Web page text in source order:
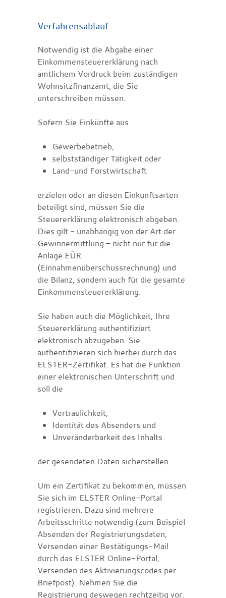
Verfahrensablauf
Notwendig ist die Abgabe einer
Einkommensteuererklärung nach
amtlichem Vordruck beim zuständigen
Wohnsitzfinanzamt, die Sie
unterschreiben müssen.
Sofern Sie Einkünfte aus
Gewerbebetrieb,
selbstständiger Tätigkeit oder
Land-und Forstwirtschaft
erzielen oder an diesen Einkunftsarten
beteiligt sind, müssen Sie die
Steuererklärung elektronisch abgeben.
Dies gilt - unabhängig von der Art der
Gewinnermittlung – nicht nur für die
Anlage EÜR
(Einnahmenüberschussrechnung) und
die Bilanz, sondern auch für die gesamte
Einkommensteuererklärung.
Sie haben auch die Möglichkeit, Ihre
Steuererklärung authentifiziert
elektronisch abzugeben. Sie
authentifizieren sich hierbei durch das
ELSTER-Zertifikat. Es hat die Funktion
einer elektronischen Unterschrift und
soll die
Vertraulichkeit,
Identität des Absenders und
Unveränderbarkeit des Inhalts
der gesendeten Daten sicherstellen.
Um ein Zertifikat zu bekommen, müssen
Sie sich im ELSTER Online-Portal
registrieren. Dazu sind mehrere
Arbeitsschritte notwendig (zum Beispiel
Absenden der Registrierungsdaten,
Versenden einer Bestätigungs-Mail
durch das ELSTER Online-Portal,
Versenden des Aktivierungscodes per
Briefpost). Nehmen Sie die
Registrierung deswegen rechtzeitig vor,